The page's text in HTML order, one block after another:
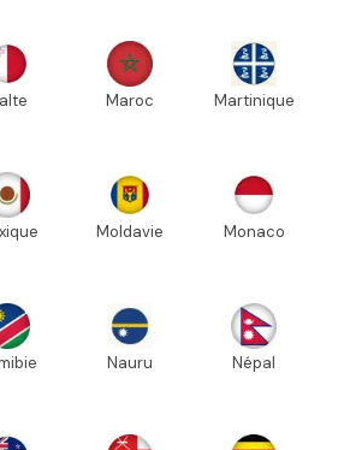
Maroc Martinique
Moldavie Monaco
Nauru Népal